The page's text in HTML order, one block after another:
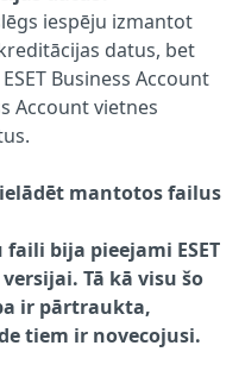
iespēju izmantot
datus, bet
Business Account
Account vietnes
mantotos failus
bija pieejami ESET
Tā kā visu šo
ir pārtraukta,
tiem ir novecojusi.